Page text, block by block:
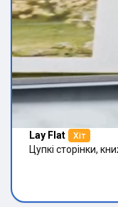
Lay Flat Хіт
Цупкі сторінки,